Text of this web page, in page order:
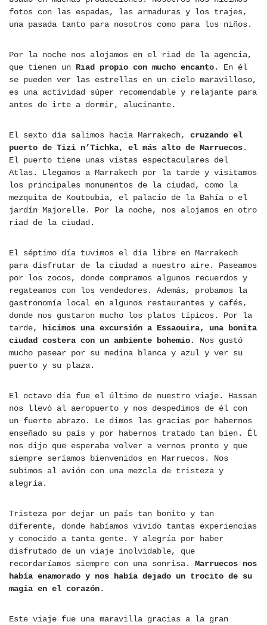
fotos con las espadas, las armaduras y los trajes,
una pasada tanto para nosotros como para los niños.
Por la noche nos alojamos en el riad de la agencia,
que tienen un Riad propio con mucho encanto. En él
se pueden ver las estrellas en un cielo maravilloso,
es una actividad súper recomendable y relajante para
antes de irte a dormir, alucinante.
El sexto día salimos hacia Marrakech, cruzando el
puerto de Tizi n’Tichka, el más alto de Marruecos.
El puerto tiene unas vistas espectaculares del
Atlas. Llegamos a Marrakech por la tarde y visitamos
los principales monumentos de la ciudad, como la
mezquita de Koutoubia, el palacio de la Bahía o el
jardín Majorelle. Por la noche, nos alojamos en otro
riad de la ciudad.
El séptimo día tuvimos el día libre en Marrakech
para disfrutar de la ciudad a nuestro aire. Paseamos
por los zocos, donde compramos algunos recuerdos y
regateamos con los vendedores. Además, probamos la
gastronomía local en algunos restaurantes y cafés,
donde nos gustaron mucho los platos típicos. Por la
tarde, hicimos una excursión a Essaouira, una bonita
ciudad costera con un ambiente bohemio. Nos gustó
mucho pasear por su medina blanca y azul y ver su
puerto y su plaza.
El octavo día fue el último de nuestro viaje. Hassan
nos llevó al aeropuerto y nos despedimos de él con
un fuerte abrazo. Le dimos las gracias por habernos
enseñado su país y por habernos tratado tan bien. Él
nos dijo que esperaba volver a vernos pronto y que
siempre seríamos bienvenidos en Marruecos. Nos
subimos al avión con una mezcla de tristeza y
alegría.
Tristeza por dejar un país tan bonito y tan
diferente, donde habíamos vivido tantas experiencias
y conocido a tanta gente. Y alegría por haber
disfrutado de un viaje inolvidable, que
recordaríamos siempre con una sonrisa. Marruecos nos
había enamorado y nos había dejado un trocito de su
magia en el corazón.
Este viaje fue una maravilla gracias a la gran